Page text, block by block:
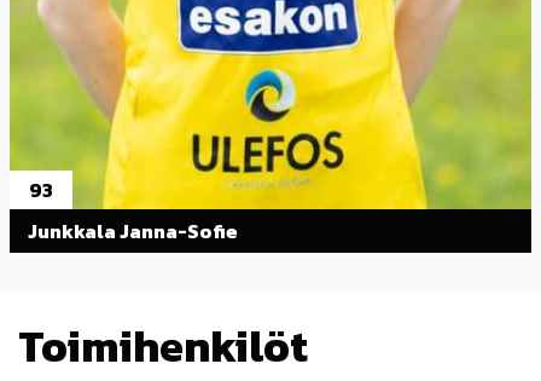
93
Junkkala Janna-Sofie
Toimihenkilöt